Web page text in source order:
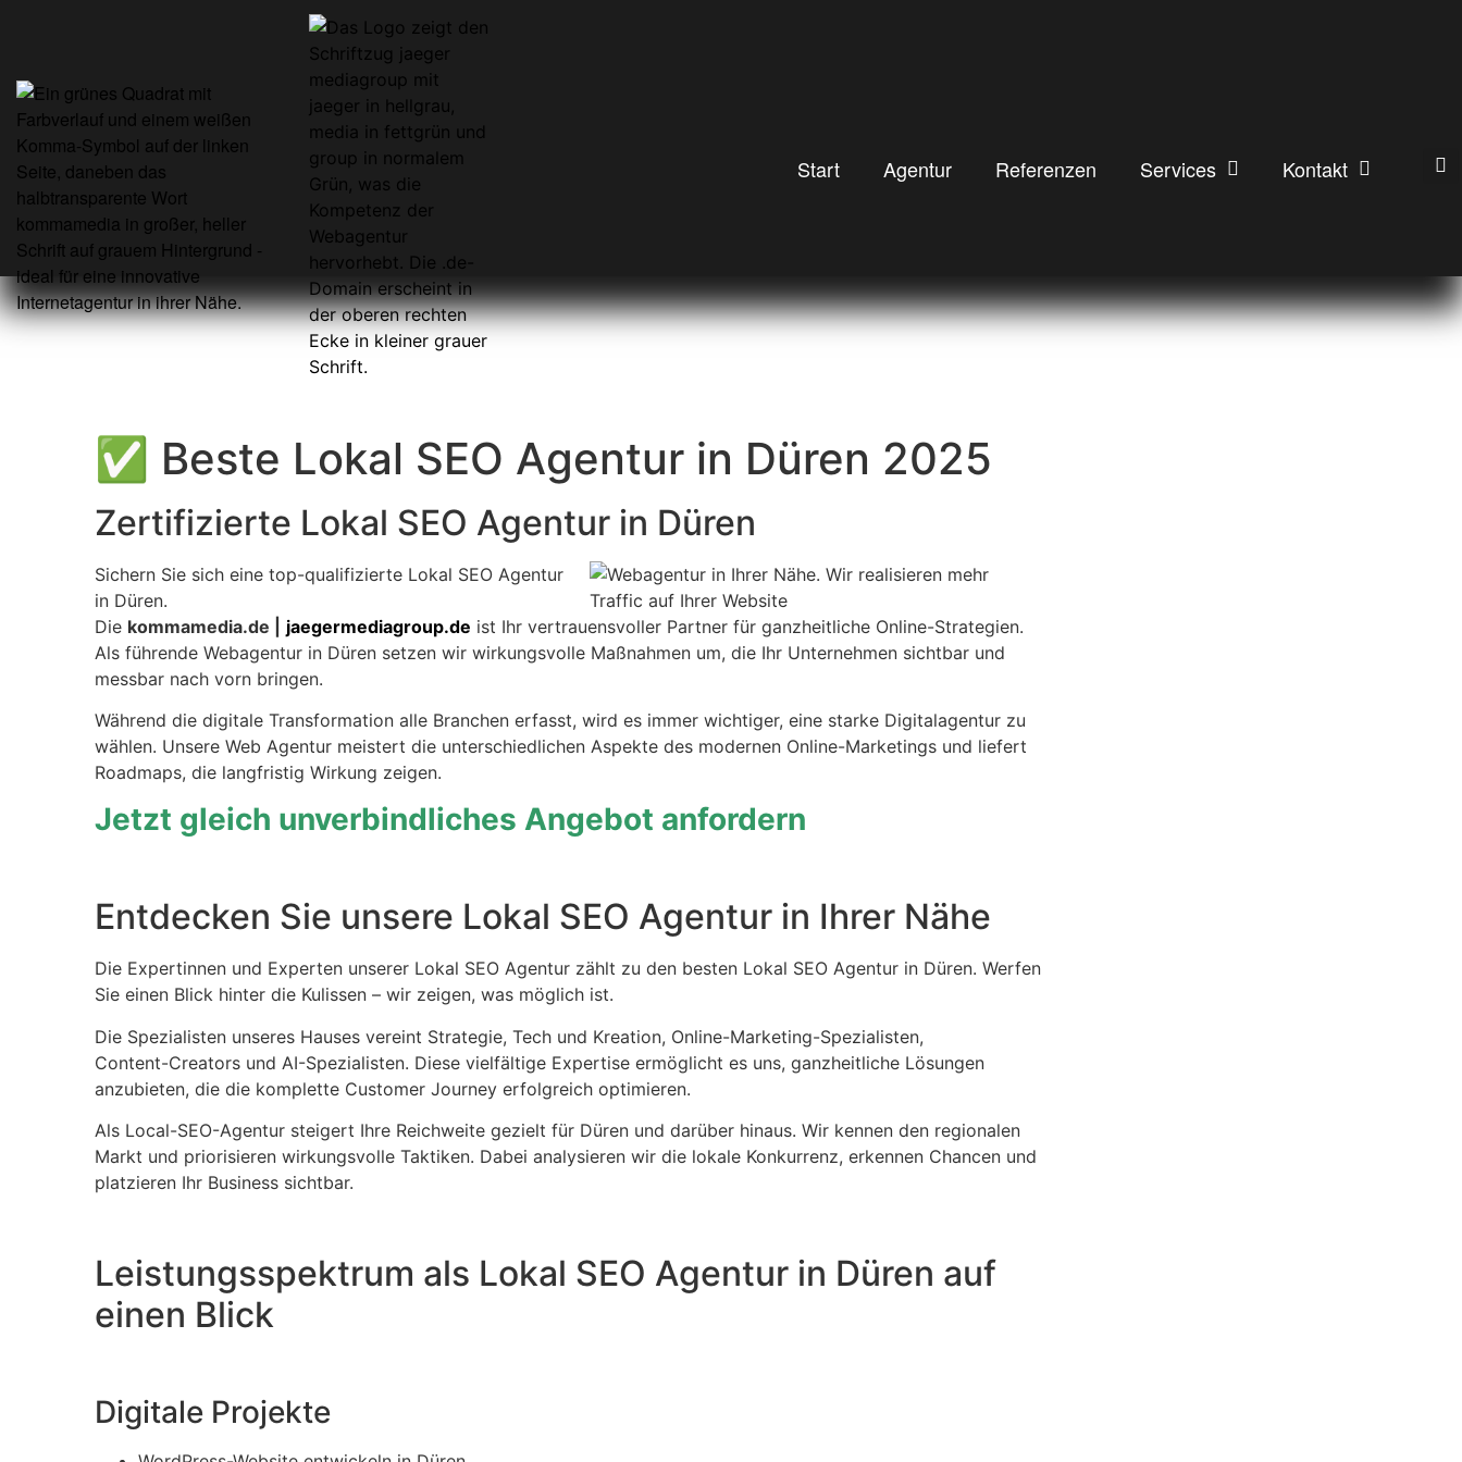
Start Agentur Referenzen Services Kontakt
✅ Beste Lokal SEO Agentur in Düren 2025
Zertifizierte Lokal SEO Agentur in Düren
Sichern Sie sich eine top-qualifizierte Lokal SEO Agentur
in Düren.
Die kommamedia.de | jaegermediagroup.de ist Ihr vertrauensvoller Partner für ganzheitliche Online-Strategien.
Als führende Webagentur in Düren setzen wir wirkungsvolle Maßnahmen um, die Ihr Unternehmen sichtbar und
messbar nach vorn bringen.
Während die digitale Transformation alle Branchen erfasst, wird es immer wichtiger, eine starke Digitalagentur zu
wählen. Unsere Web Agentur meistert die unterschiedlichen Aspekte des modernen Online-Marketings und liefert
Roadmaps, die langfristig Wirkung zeigen.
Jetzt gleich unverbindliches Angebot anfordern
Entdecken Sie unsere Lokal SEO Agentur in Ihrer Nähe
Die Expertinnen und Experten unserer Lokal SEO Agentur zählt zu den besten Lokal SEO Agentur in Düren. Werfen
Sie einen Blick hinter die Kulissen – wir zeigen, was möglich ist.
Die Spezialisten unseres Hauses vereint Strategie, Tech und Kreation, Online-Marketing-Spezialisten,
Content-Creators und AI-Spezialisten. Diese vielfältige Expertise ermöglicht es uns, ganzheitliche Lösungen
anzubieten, die die komplette Customer Journey erfolgreich optimieren.
Als Local-SEO-Agentur steigert Ihre Reichweite gezielt für Düren und darüber hinaus. Wir kennen den regionalen
Markt und priorisieren wirkungsvolle Taktiken. Dabei analysieren wir die lokale Konkurrenz, erkennen Chancen und
platzieren Ihr Business sichtbar.
Leistungsspektrum als Lokal SEO Agentur in Düren auf
einen Blick
Digitale Projekte